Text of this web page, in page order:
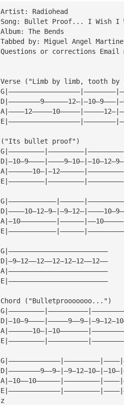
Artist: Radiohead
Song: Bullet Proof... I Wish I
Album: The Bends
Tabbed by: Miguel Angel
Questions or corrections Email
Verse ("Limb by limb, tooth
("Its bullet proof")
G|—————————————————————————
D|—9—12——12——12—12—12——12——
A|—————————————————————————
E|—————————————————————————
Chord ("Bulletprooooooo...")
z